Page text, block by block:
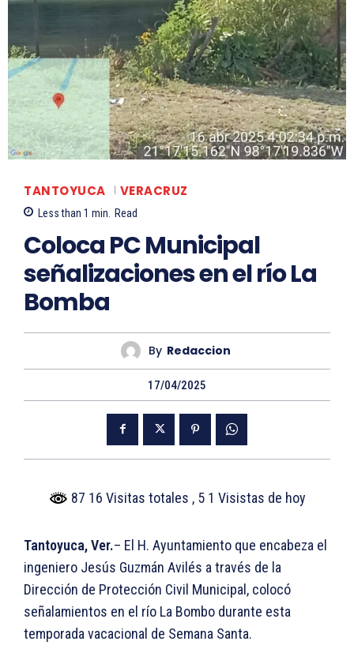
TANTOYUCA VERACRUZ
Less than 1 min. Read
Coloca PC Municipal
señalizaciones en el río La
Bomba
By Redaccion
17/04/2025
87 16 Visitas totales , 5 1 Visistas de hoy
Tantoyuca, Ver.– El H. Ayuntamiento que encabeza el
ingeniero Jesús Guzmán Avilés a través de la
Dirección de Protección Civil Municipal, colocó
señalamientos en el río La Bombo durante esta
temporada vacacional de Semana Santa.